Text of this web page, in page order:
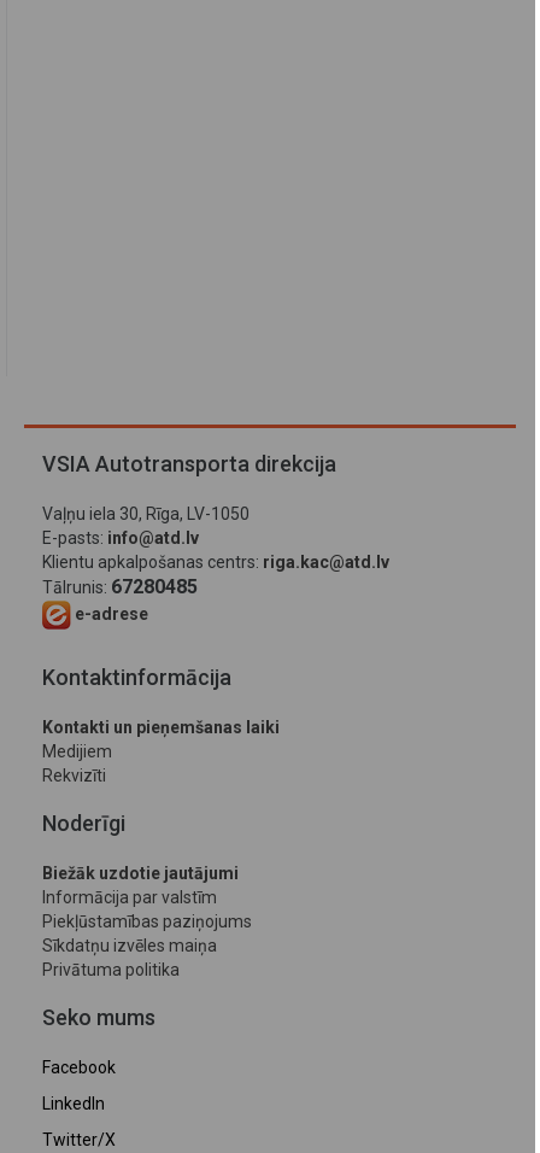
VSIA Autotransporta direkcija
Vaļņu iela 30, Rīga, LV-1050
E-pasts: info@atd.lv
Klientu apkalpošanas centrs: riga.kac@atd.lv
Tālrunis: 67280485
e-adrese
Kontaktinformācija
Kontakti un pieņemšanas laiki
Medijiem
Rekvizīti
Noderīgi
Biežāk uzdotie jautājumi
Informācija par valstīm
Piekļūstamības paziņojums
Sīkdatņu izvēles maiņa
Privātuma politika
Seko mums
Facebook
LinkedIn
Twitter/X